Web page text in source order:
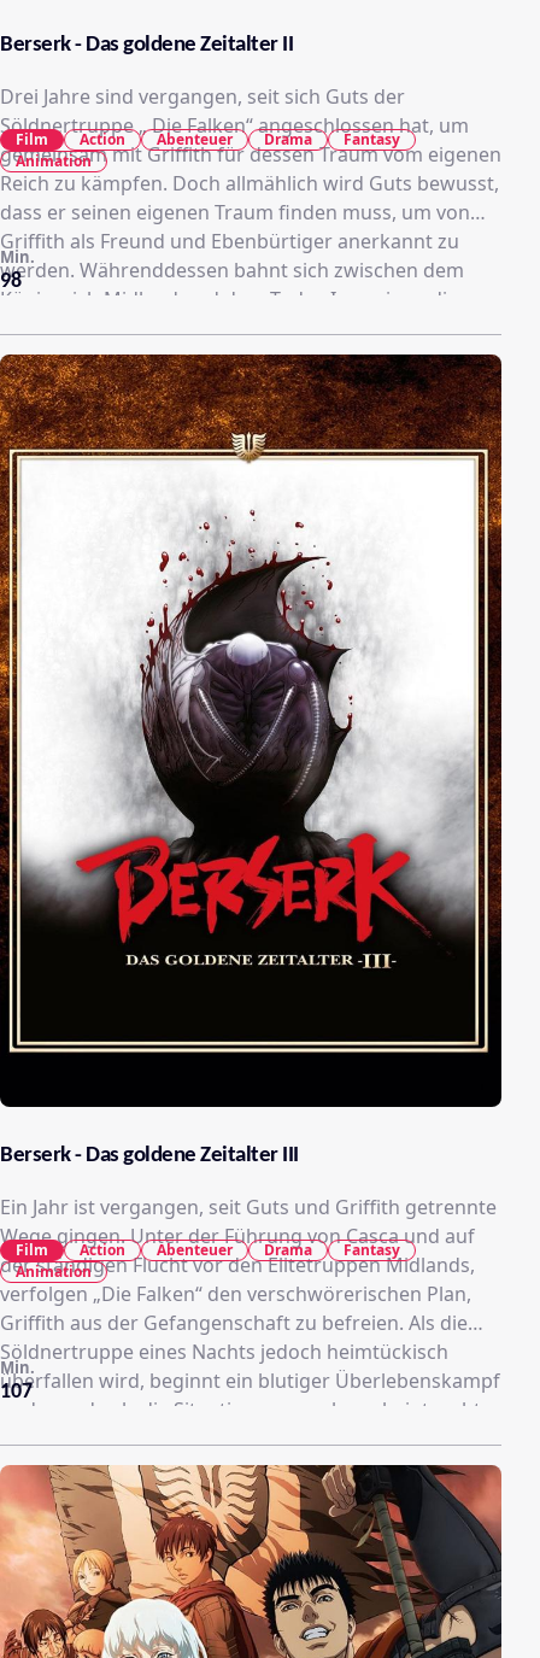
Berserk - Das goldene Zeitalter II
Drei Jahre sind vergangen, seit sich Guts der
Söldnertruppe „ Die Falken“ angeschlossen hat, um
gemeinsam mit Griffith für dessen Traum vom eigenen
Reich zu kämpfen. Doch allmählich wird Guts bewusst,
dass er seinen eigenen Traum finden muss, um von
Griffith als Freund und Ebenbürtiger anerkannt zu
werden. Währenddessen bahnt sich zwischen dem
Königreich Midland und dem Tudor-Imperium, die
entscheidende Schlacht im „Hundertjährigen Krieg“
an. Doch der Versuch von Midlands Elitetruppen die
uneinnehmbare Festung Dordrey zu erobern, wird mit
einem vernichtenden Gegenschlag der legendären
Truppe der „Purpur-Nashörner“ erwidert. Griffith
wittert indes die Chance für den Aufstieg seiner
Truppe und bietet dem König an, Dordrey im
Alleingang anzugreifen.
98
Min.
Film Action Abenteuer Drama
Fantasy
Animation
Berserk - Das goldene Zeitalter III
Ein Jahr ist vergangen, seit Guts und Griffith getrennte
Wege gingen. Unter der Führung von Casca und auf
der ständigen Flucht vor den Elitetruppen Midlands,
verfolgen „Die Falken“ den verschwörerischen Plan,
Griffith aus der Gefangenschaft zu befreien. Als die
Söldnertruppe eines Nachts jedoch heimtückisch
überfallen wird, beginnt ein blutiger Überlebenskampf
und gerade als die Situation ausweglos scheint, naht
Rettung in Gestalt von Guts. Angetrieben von Cascas
Entschlossenheit, das Schicksal zum Guten zu wenden,
machen sich „Die Falken“ mit Guts auf, um Griffith aus
den Fängen seiner grausamen Entführer zu befreien.
Doch noch ahnt die Truppe nicht welchem
apokalyptischen Alptraum sie entgegentreten …
107
Min.
Film Action Abenteuer Drama
Fantasy
Animation